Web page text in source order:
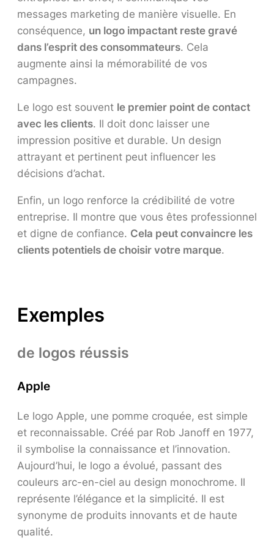
messages marketing de manière visuelle. En
conséquence, un logo impactant reste gravé
dans l’esprit des consommateurs. Cela
augmente ainsi la mémorabilité de vos
campagnes.
Le logo est souvent le premier point de contact
avec les clients. Il doit donc laisser une
impression positive et durable. Un design
attrayant et pertinent peut influencer les
décisions d’achat.
Enfin, un logo renforce la crédibilité de votre
entreprise. Il montre que vous êtes professionnel
et digne de confiance. Cela peut convaincre les
clients potentiels de choisir votre marque.
Exemples
de logos réussis
Apple
Le logo Apple, une pomme croquée, est simple
et reconnaissable. Créé par Rob Janoff en 1977,
il symbolise la connaissance et l’innovation.
Aujourd’hui, le logo a évolué, passant des
couleurs arc-en-ciel au design monochrome. Il
représente l’élégance et la simplicité. Il est
synonyme de produits innovants et de haute
qualité.